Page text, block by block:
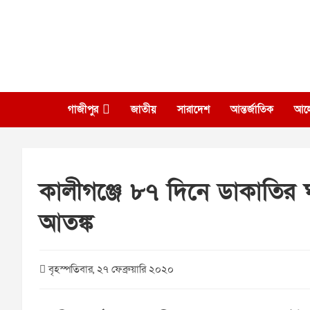
গাজীপুর জাতীয় সারাদেশ আন্তর্জাতিক
কালীগঞ্জে ৮৭ দিনে
আতঙ্ক
বৃহস্পতিবার, ২৭ ফেব্রুয়ারি ২০২০